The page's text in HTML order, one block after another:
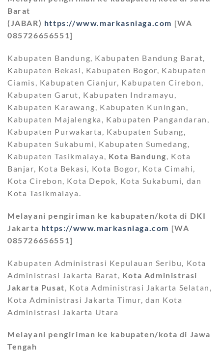
Barat
(JABAR) https://www.markasniaga.com [WA
085726656551]
Kabupaten Bandung, Kabupaten Bandung Barat,
Kabupaten Bekasi, Kabupaten Bogor, Kabupaten
Ciamis, Kabupaten Cianjur, Kabupaten Cirebon,
Kabupaten Garut, Kabupaten Indramayu,
Kabupaten Karawang, Kabupaten Kuningan,
Kabupaten Majalengka, Kabupaten Pangandaran,
Kabupaten Purwakarta, Kabupaten Subang,
Kabupaten Sukabumi, Kabupaten Sumedang,
Kabupaten Tasikmalaya, Kota Bandung, Kota
Banjar, Kota Bekasi, Kota Bogor, Kota Cimahi,
Kota Cirebon, Kota Depok, Kota Sukabumi, dan
Kota Tasikmalaya.
Melayani pengiriman ke kabupaten/kota di DKI
Jakarta https://www.markasniaga.com [WA
085726656551]
Kabupaten Administrasi Kepulauan Seribu, Kota
Administrasi Jakarta Barat, Kota Administrasi
Jakarta Pusat , Kota Administrasi Jakarta Selatan,
Kota Administrasi Jakarta Timur, dan Kota
Administrasi Jakarta Utara
Melayani pengiriman ke kabupaten/kota di Jawa
Tengah